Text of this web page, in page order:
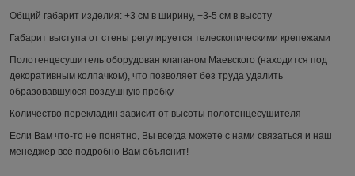
Общий габарит изделия: +3 см в ширину, +3-5 см в высоту
Габарит выступа от стены регулируется телескопическими крепежами
Полотенцесушитель оборудован клапаном Маевского (находится под
декоративным колпачком), что позволяет без труда удалить
образовавшуюся воздушную пробку
Количество перекладин зависит от высоты полотенцесушителя
Если Вам что-то не понятно, Вы всегда можете с нами связаться и наш
менеджер всё подробно Вам объяснит!